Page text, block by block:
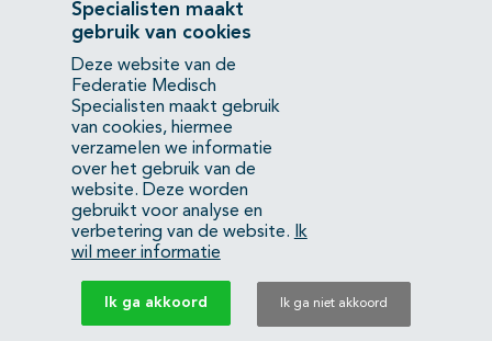
Contact
Mercatorlaan 1200
3528 BL Utrecht
(088) 505 34 34
info@richtlijnendatabase.nl
YouTubeLinkedIn
KvK Federatie Medisch Specialisten:40483480
Privacyverklaring
Specialisten maakt
gebruik van cookies
Deze website van de
Federatie Medisch
Specialisten maakt gebruik
van cookies, hiermee
verzamelen we informatie
over het gebruik van de
website. Deze worden
gebruikt voor analyse en
verbetering van de website.
Ik
wil meer informatie
Ik ga akkoord Ik ga niet akkoord